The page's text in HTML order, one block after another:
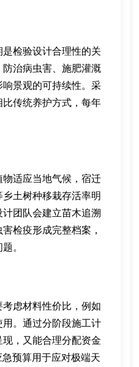
检验设计合理性的关
治病虫害、施肥灌溉
景观的可持续性。采
传统养护方式，每年
适应当地气候，宿迁
土树种移栽存活率明
团队会建立苗木追溯
检疫形成完整档案，
。
虑材料性价比，例如
。通过分阶段施工计
，又能合理分配资金
预算用于应对极端天